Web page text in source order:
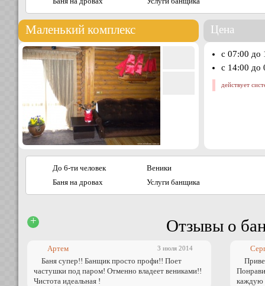
Маленький комплекс Цена
с 07:00 до
с 14:00 до
действует
До 6-ти человек
Баня на дровах
Веники
Услуги банщика
+ Отзывы о
3 июля 2014
Артем
Баня супер!! Банщик просто профи!! Поет
частушки под паром! Отменно владеет вениками!!
Чистота идеальная !
каждую